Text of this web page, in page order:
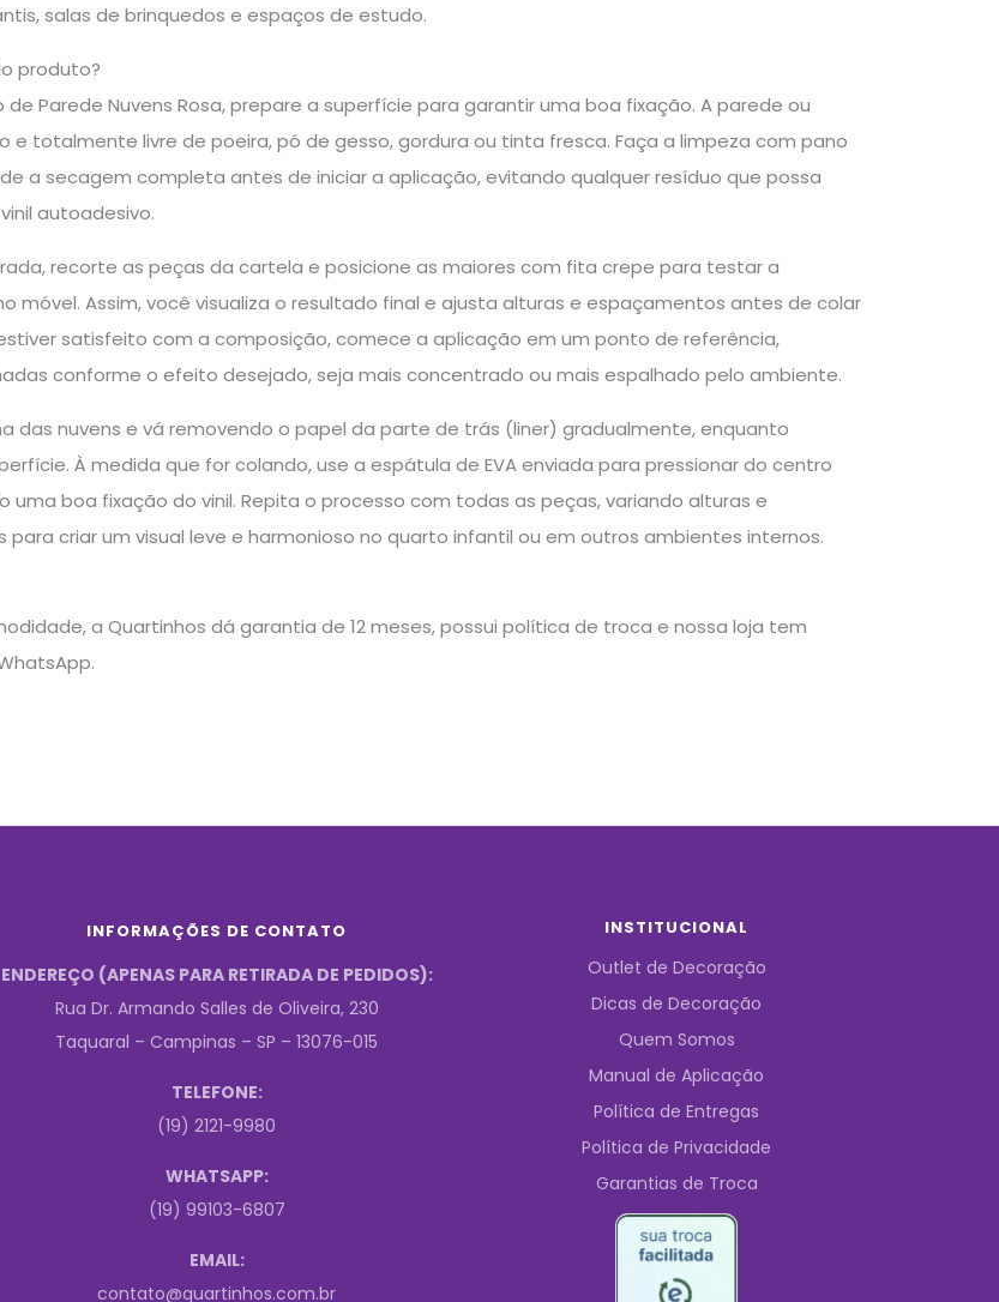
salas de brinquedos e espaços de estudo.
produto?
Parede Nuvens Rosa, prepare a superfície para garantir uma boa fixação. A parede ou
e totalmente livre de poeira, pó de gesso, gordura ou tinta fresca. Faça a limpeza com pano
a secagem completa antes de iniciar a aplicação, evitando qualquer resíduo que possa
autoadesivo.
recorte as peças da cartela e posicione as maiores com fita crepe para testar a
móvel. Assim, você visualiza o resultado final e ajusta alturas e espaçamentos antes de colar
satisfeito com a composição, comece a aplicação em um ponto de referência,
conforme o efeito desejado, seja mais concentrado ou mais espalhado pelo ambiente.
das nuvens e vá removendo o papel da parte de trás (liner) gradualmente, enquanto
À medida que for colando, use a espátula de EVA enviada para pressionar do centro
uma boa fixação do vinil. Repita o processo com todas as peças, variando alturas e
para criar um visual leve e harmonioso no quarto infantil ou em outros ambientes internos.
a Quartinhos dá garantia de 12 meses, possui política de troca e nossa loja tem
INFORMAÇÕES DE CONTATO
ENDEREÇO (APENAS PARA RETIRADA DE PEDIDOS):
Rua Dr. Armando Salles de Oliveira, 230
Taquaral – Campinas – SP – 13076-015
TELEFONE:
(19) 2121-9980
WHATSAPP:
(19) 99103-6807
EMAIL:
contato@quartinhos.com.br
INSTITUCIONAL
Outlet de Decoração
Dicas de Decoração
Quem Somos
Manual de Aplicação
Política de Entregas
Política de Privacidade
Garantias de Troca